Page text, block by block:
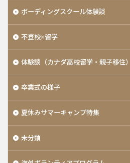
ボーディングスクール体験談
不登校×留学
体験談（カナダ高校留学・親子移住）
卒業式の様子
夏休みサマーキャンプ特集
未分類